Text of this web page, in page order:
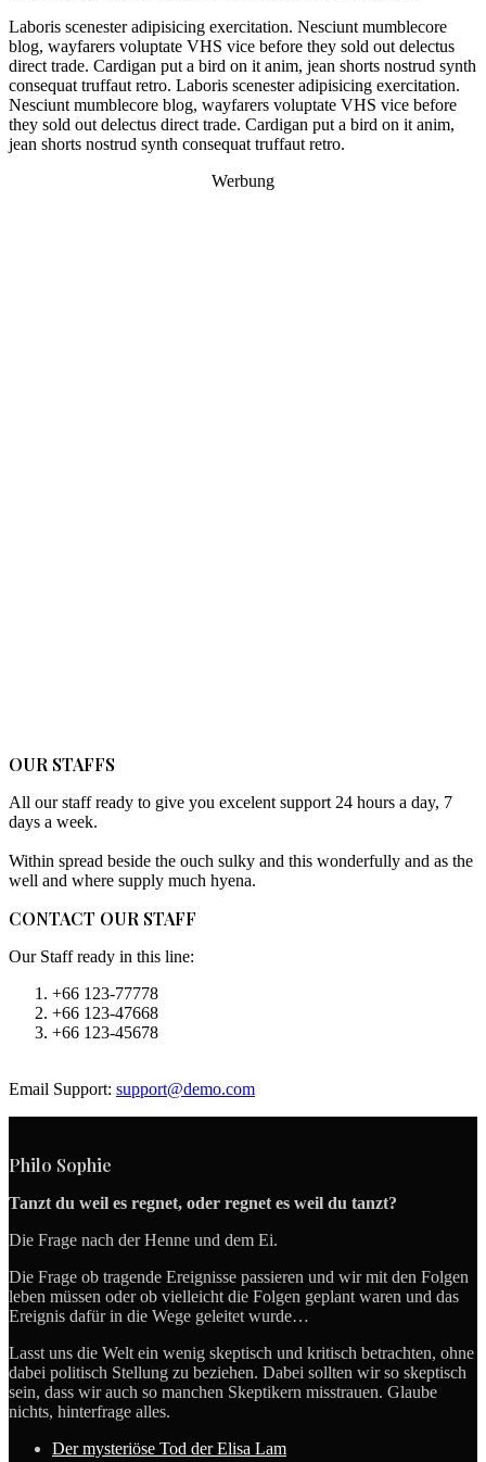
Laboris scenester adipisicing exercitation. Nesciunt mumblecore
blog, wayfarers voluptate VHS vice before they sold out delectus
direct trade. Cardigan put a bird on it anim, jean shorts nostrud synth
consequat truffaut retro. Laboris scenester adipisicing exercitation.
Nesciunt mumblecore blog, wayfarers voluptate VHS vice before
they sold out delectus direct trade. Cardigan put a bird on it anim,
jean shorts nostrud synth consequat truffaut retro.
Werbung
OUR STAFFS
All our staff ready to give you excelent support 24 hours a day, 7
days a week.
Within spread beside the ouch sulky and this wonderfully and as the
well and where supply much hyena.
CONTACT OUR STAFF
Our Staff ready in this line:
+66 123-77778
+66 123-47668
+66 123-45678
Email Support: support@demo.com
Philo Sophie
Tanzt du weil es regnet, oder regnet es weil du tanzt?
Die Frage nach der Henne und dem Ei.
Die Frage ob tragende Ereignisse passieren und wir mit den Folgen
leben müssen oder ob vielleicht die Folgen geplant waren und das
Ereignis dafür in die Wege geleitet wurde…
Lasst uns die Welt ein wenig skeptisch und kritisch betrachten, ohne
dabei politisch Stellung zu beziehen. Dabei sollten wir so skeptisch
sein, dass wir auch so manchen Skeptikern misstrauen. Glaube
nichts, hinterfrage alles.
Der mysteriöse Tod der Elisa Lam